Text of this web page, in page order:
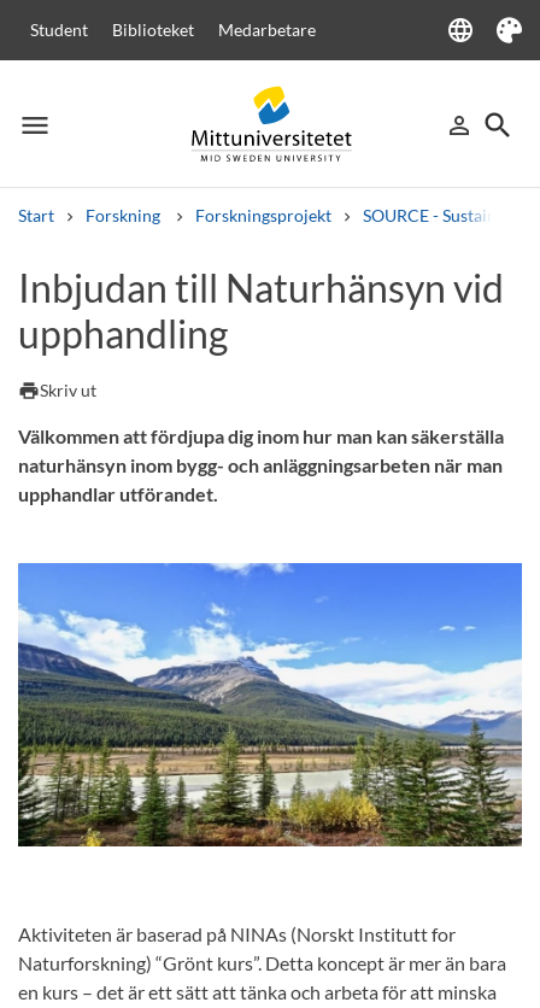
Student Biblioteket Medarbetare language
Language
Tema
menu
Meny person_outline
Logga in
search
Sök
Start Forskning Forskningsprojekt SOURCE -
Andra söktjänster
Kurser och programKursplaner
Lediga jobb
Inbjudan till Naturhänsyn vid
upphandling
printSkriv ut
Välkommen att fördjupa dig inom hur man kan säkerställa
naturhänsyn inom bygg- och anläggningsarbeten när man
upphandlar utförandet.
Aktiviteten är baserad på NINAs (Norskt Institutt for
Naturforskning) “Grönt kurs”. Detta koncept är mer än bara
en kurs – det är ett sätt att tänka och arbeta för att minska